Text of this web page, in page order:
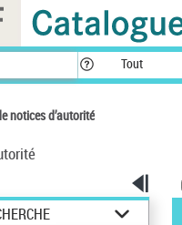
Tout
notices d’autorité